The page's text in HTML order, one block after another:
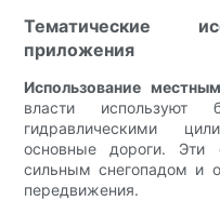
Тематические
приложения
Использование
власти используют
гидравлическими
основные дороги. Эти
сильным снегопадом и
передвижения.